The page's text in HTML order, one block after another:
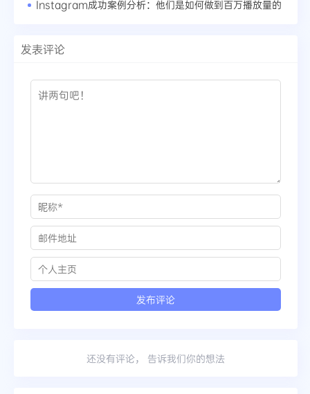
Instagram成功案例分析：他们是如何做到百万播放量的
发表评论
还没有评论， 告诉我们你的想法